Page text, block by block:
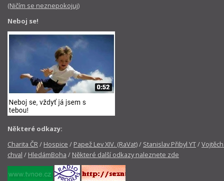
(Ničím se neznepokojuj)
Neboj se!
Některé odkazy:
Charita ČR/ Hospice / Papež Lev XIV. (RaVat)/ Stanislav Přibyl YT/
chval / HledámBoha / Některé další odkazy naleznete zde